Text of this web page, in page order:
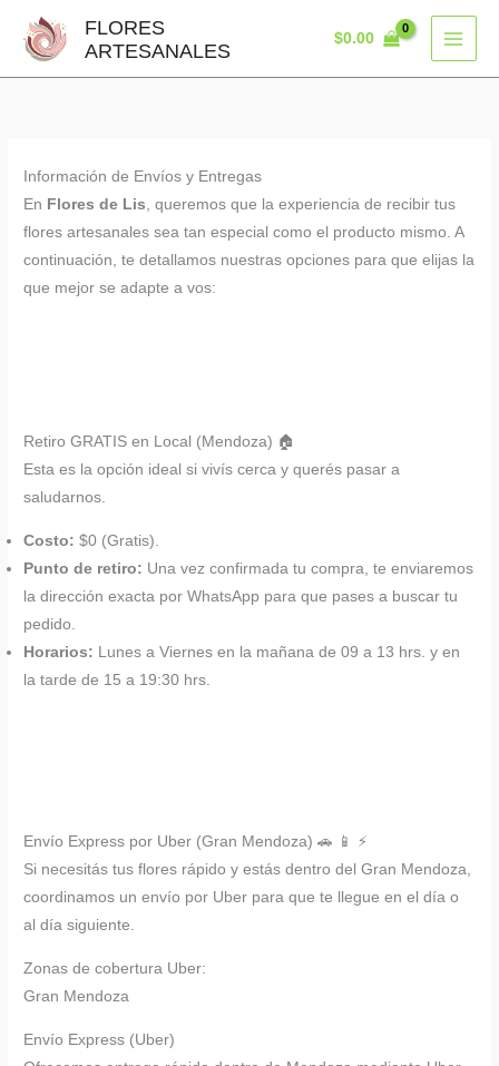
FLORES
ARTESANALES
$0.00
Información de Envíos y Entregas
En Flores de Lis , queremos que la experiencia de recibir tus
flores artesanales sea tan especial como el producto mismo. A
continuación, te detallamos nuestras opciones para que elijas la
que mejor se adapte a vos:
Retiro GRATIS en Local (Mendoza) 🏠
Esta es la opción ideal si vivís cerca y querés pasar a
saludarnos.
Costo: $0 (Gratis).
Punto de retiro: Una vez confirmada tu compra, te enviaremos
la dirección exacta por WhatsApp para que pases a buscar tu
pedido.
Horarios: Lunes a Viernes en la mañana de 09 a 13 hrs. y en
la tarde de 15 a 19:30 hrs.
Envío Express por Uber (Gran Mendoza) 🚗 📱 ⚡
Si necesitás tus flores rápido y estás dentro del Gran Mendoza,
coordinamos un envío por Uber para que te llegue en el día o
al día siguiente.
Zonas de cobertura Uber:
Gran Mendoza
Envío Express (Uber)